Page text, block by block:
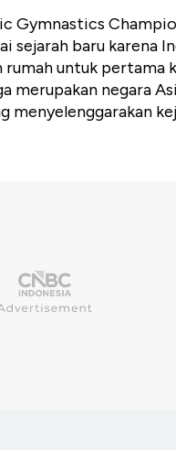
Gymnastics
sejarah baru karena
rumah untuk pertama
merupakan negara
menyelenggarakan